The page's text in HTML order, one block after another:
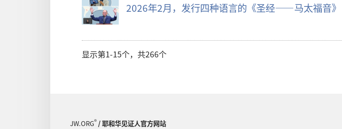
2026年2月，发行四种语言的《圣经——马太福音》
显示第1-15个，共266个
JW.ORG®/ 耶和华见证人官方网站